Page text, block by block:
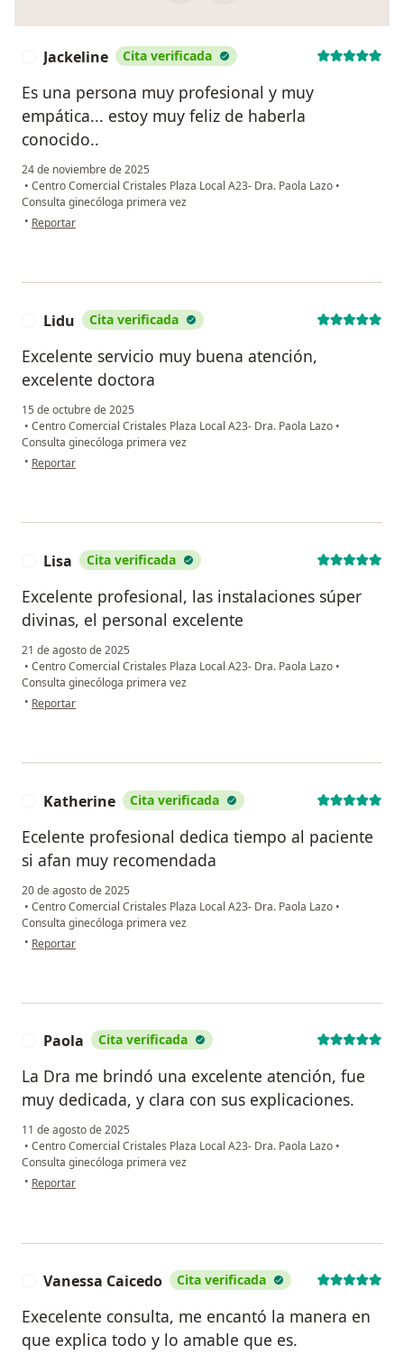
Jackeline Cita verificada
Es una persona muy profesional y muy
empática... estoy muy feliz de haberla
conocido..
24 de noviembre de 2025
• Centro Comercial Cristales Plaza Local A23- Dra. Paola Lazo •
Consulta ginecóloga primera vez
• en opinión del usuario Jackeline
Reportar
Lidu Cita verificada
Excelente servicio muy buena atención,
excelente doctora
15 de octubre de 2025
• Centro Comercial Cristales Plaza Local A23- Dra. Paola Lazo •
Consulta ginecóloga primera vez
• en opinión del usuario Lidu
Reportar
Lisa Cita verificada
Excelente profesional, las instalaciones súper
divinas, el personal excelente
21 de agosto de 2025
• Centro Comercial Cristales Plaza Local A23- Dra. Paola Lazo •
Consulta ginecóloga primera vez
• en opinión del usuario Lisa
Reportar
Katherine Cita verificada
Ecelente profesional dedica tiempo al paciente
si afan muy recomendada
20 de agosto de 2025
• Centro Comercial Cristales Plaza Local A23- Dra. Paola Lazo •
Consulta ginecóloga primera vez
• en opinión del usuario Katherine
Reportar
Paola Cita verificada
La Dra me brindó una excelente atención, fue
muy dedicada, y clara con sus explicaciones.
11 de agosto de 2025
• Centro Comercial Cristales Plaza Local A23- Dra. Paola Lazo •
Consulta ginecóloga primera vez
• en opinión del usuario Paola
Reportar
Vanessa Caicedo Cita verificada
Execelente consulta, me encantó la manera en
que explica todo y lo amable que es.